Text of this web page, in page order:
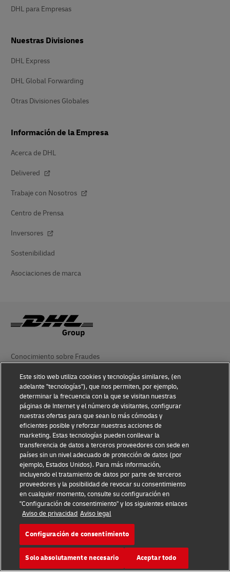
DHL para Empresas
Nuestras Divisiones
DHL Express
DHL Global Forwarding
Otras Divisiones Globales
Información de la Empresa
Acerca de DHL
Delivered
Trabaje con Nosotros
Centro de Prensa
Inversores
Sostenibilidad
Asociaciones de marca
Conocimiento sobre Fraudes
Aviso Legal
Condiciones de Uso
Aviso de Privacidad
Información Adicional
Ajustes de cookies
Síganos
2026 © - todos los derechos reservados
Este sitio web utiliza cookies y tecnologías similares, (en
adelante "tecnologías"), que nos permiten, por ejemplo,
determinar la frecuencia con la que se visitan nuestras
páginas de Internet y el número de visitantes, configurar
nuestras ofertas para que sean lo más cómodas y
eficientes posible y reforzar nuestras acciones de
marketing. Estas tecnologías pueden conllevar la
transferencia de datos a terceros proveedores con sede en
países sin un nivel adecuado de protección de datos (por
ejemplo, Estados Unidos). Para más información,
incluyendo el tratamiento de datos por parte de terceros
proveedores y la posibilidad de revocar su consentimiento
en cualquier momento, consulte su configuración en
"Configuración de consentimiento" y los siguientes enlaces
Aviso de privacidad Aviso legal
Configuración de consentimiento
Solo absolutamente necesario Aceptar todo